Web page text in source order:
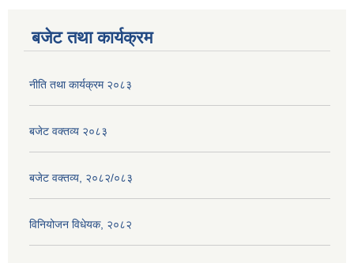
बजेट तथा कार्यक्रम
नीति तथा कार्यक्रम २०८३
बजेट वक्तव्य २०८३
बजेट वक्तव्य, २०८२/०८३
विनियोजन विधेयक, २०८२